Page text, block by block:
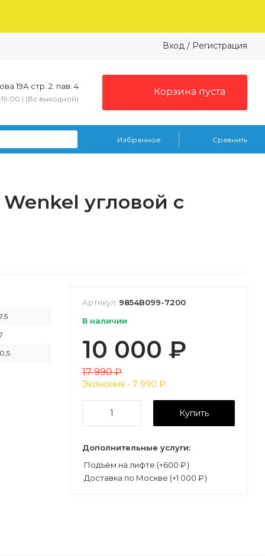
Вход / Регистрация
19А стр. 2. пав. 4
| (Вс выходной)
Корзина пуста
Избранное Сравнить
угловой с
Артикул: 9854B099-7200
В наличии
10 000 ₽
17 990₽
Экономия - 7 990 ₽
Купить
Дополнительные услуги:
Подъём на лифте (+600 ₽)
Доставка по Москве (+1 000 ₽)